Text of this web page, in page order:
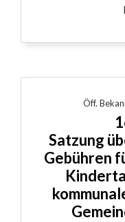
Öff.
Satzung
Gebühren